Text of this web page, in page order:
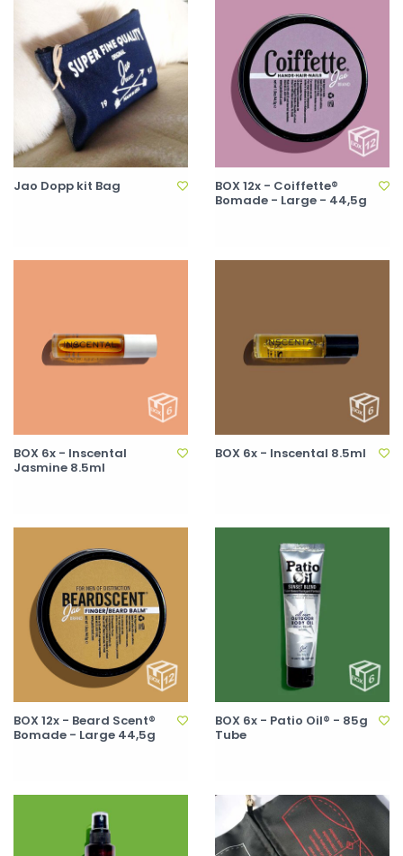
Jao Dopp kit Bag
BOX 12x - Coiffette®
Bomade - Large - 44,5g
BOX 6x - Inscental
Jasmine 8.5ml
BOX 6x - Inscental 8.5ml
BOX 12x - Beard Scent®
Bomade - Large 44,5g
BOX 6x - Patio Oil® - 85g
Tube